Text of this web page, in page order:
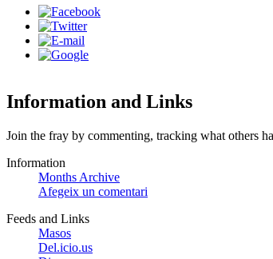
Information and Links
Join the fray by commenting, tracking what others
Information
Months Archive
Afegeix un comentari
Feeds and Links
Masos
Del.icio.us